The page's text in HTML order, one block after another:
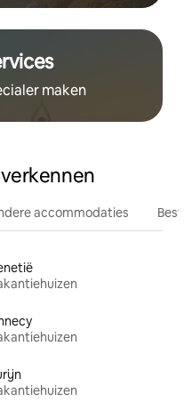
maken
accommodaties